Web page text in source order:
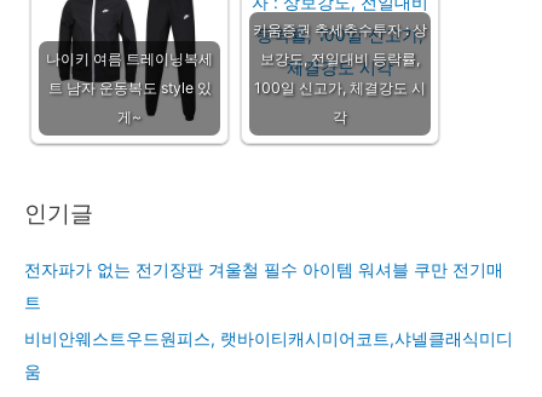
나이키 여름 트레이닝복세
트 남자 운동복도 style 있
게~
키움증권 추세추수투자 : 상
보강도, 전일대비 등락률,
100일 신고가, 체결강도 시
각
인기글
전자파가 없는 전기장판 겨울철 필수 아이템 워셔블 쿠만 전기매
트
비비안웨스트우드원피스, 랫바이티캐시미어코트,샤넬클래식미디
움